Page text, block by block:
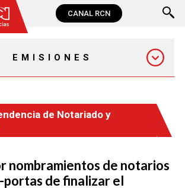
CANAL RCN
EMISIONES
EMISIÓN 7:00 PM
de Notariado y
nombramientos de notarios
de finalizar el